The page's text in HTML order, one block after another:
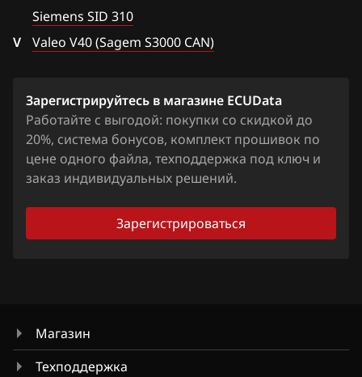
Hawtai
Honda
Howo
Hummer
Hyundai
Infiniti
Iran Khodro
JAC
Jaecoo
8200752548
8200755434
8200755471
8200755475
8200755480
8200755519
8200755528
8200800124
8200801129
Siemens SID 310
V
Valeo V40 (Sagem S3000 CAN)
Зарегистрируйтесь в магазине ECUData
Работайте с выгодой: покупки со скидкой до
20%, система бонусов, комплект прошивок по
цене одного файла, техподдержка под ключ и
заказ индивидуальных решений.
Зарегистрироваться
Магазин
Техподдержка